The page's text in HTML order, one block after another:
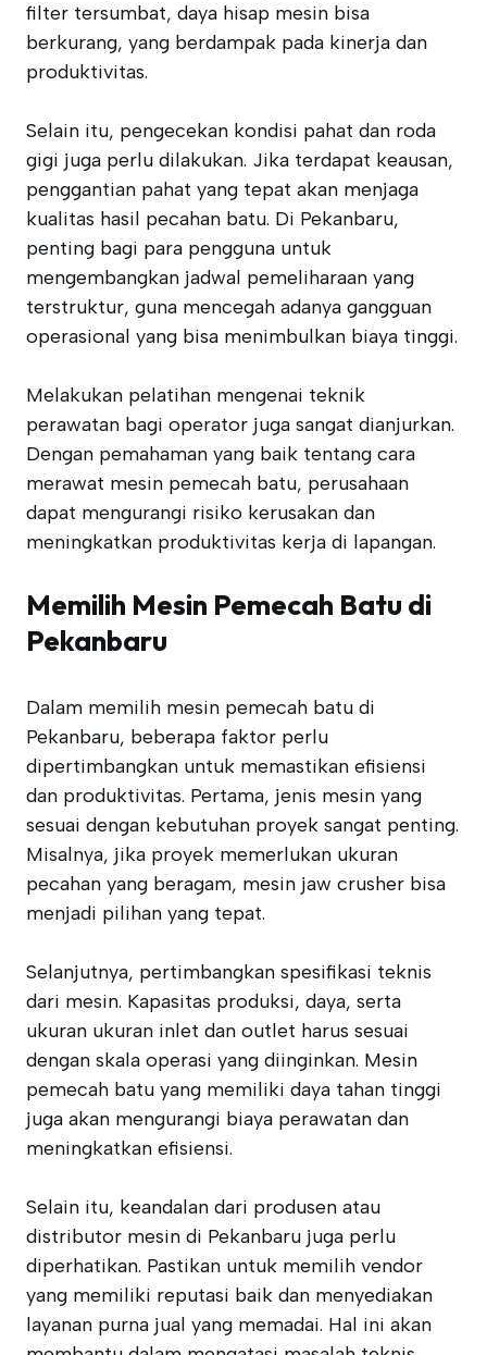
filter tersumbat, daya hisap mesin bisa
berkurang, yang berdampak pada kinerja dan
produktivitas.
Selain itu, pengecekan kondisi pahat dan roda
gigi juga perlu dilakukan. Jika terdapat keausan,
penggantian pahat yang tepat akan menjaga
kualitas hasil pecahan batu. Di Pekanbaru,
penting bagi para pengguna untuk
mengembangkan jadwal pemeliharaan yang
terstruktur, guna mencegah adanya gangguan
operasional yang bisa menimbulkan biaya tinggi.
Melakukan pelatihan mengenai teknik
perawatan bagi operator juga sangat dianjurkan.
Dengan pemahaman yang baik tentang cara
merawat mesin pemecah batu, perusahaan
dapat mengurangi risiko kerusakan dan
meningkatkan produktivitas kerja di lapangan.
Memilih Mesin Pemecah Batu di
Pekanbaru
Dalam memilih mesin pemecah batu di
Pekanbaru, beberapa faktor perlu
dipertimbangkan untuk memastikan efisiensi
dan produktivitas. Pertama, jenis mesin yang
sesuai dengan kebutuhan proyek sangat penting.
Misalnya, jika proyek memerlukan ukuran
pecahan yang beragam, mesin jaw crusher bisa
menjadi pilihan yang tepat.
Selanjutnya, pertimbangkan spesifikasi teknis
dari mesin. Kapasitas produksi, daya, serta
ukuran ukuran inlet dan outlet harus sesuai
dengan skala operasi yang diinginkan. Mesin
pemecah batu yang memiliki daya tahan tinggi
juga akan mengurangi biaya perawatan dan
meningkatkan efisiensi.
Selain itu, keandalan dari produsen atau
distributor mesin di Pekanbaru juga perlu
diperhatikan. Pastikan untuk memilih vendor
yang memiliki reputasi baik dan menyediakan
layanan purna jual yang memadai. Hal ini akan